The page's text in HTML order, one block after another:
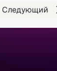
Следующий